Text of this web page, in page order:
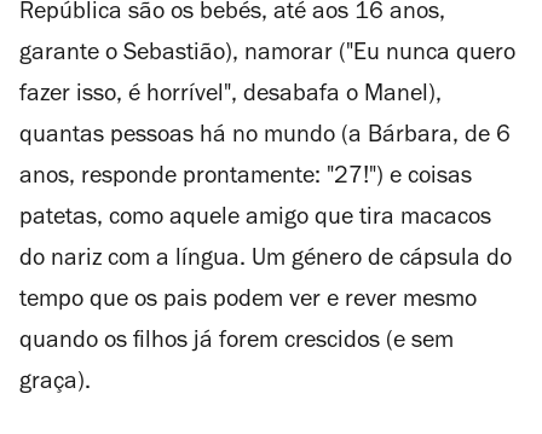
República são os bebés, até aos 16 anos,
garante o Sebastião), namorar ("Eu nunca quero
fazer isso, é horrível", desabafa o Manel),
quantas pessoas há no mundo (a Bárbara, de 6
anos, responde prontamente: "27!") e coisas
patetas, como aquele amigo que tira macacos
do nariz com a língua. Um género de cápsula do
tempo que os pais podem ver e rever mesmo
quando os filhos já forem crescidos (e sem
graça).